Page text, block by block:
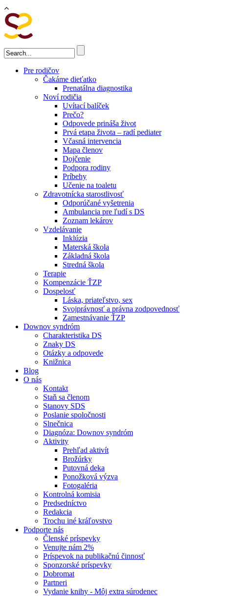
Skočiť na hlavný obsah
Vyhľadávanie
Pre rodičov
Čakáme dieťatko
Prenatálna diagnostika
Noví rodičia
Uvítací balíček
Prečo?
Odpovede prináša život
Prvá etapa života – radí pediater
Včasná intervencia
Mapa členov
Dojčenie
Podpora rodiny
Príbehy
Učenie na toaletu
Zdravotnícka starostlivosť
Odporúčané vyšetrenia
Ambulancia pre ľudí s DS
Zoznam lekárov
Vzdelávanie
Inklúzia
Materská škola
Základná škola
Stredná škola
Terapie
Kompenzácie ŤZP
Dospelosť
Láska, priateľstvo, sex
Svojprávnosť a právna zodpovednosť
Zamestnávanie ŤZP
Downov syndróm
Charakteristika DS
Znaky DS
Otázky a odpovede
Knižnica
Blog
O nás
Kontakt
Staň sa členom
Stanovy SDS
Poslanie spoločnosti
Slnečnica
Diagnóza: Downov syndróm
Aktivity
Prehľad aktivít
Brožúrky
Putovná deka
Ponožková výzva
Fotogaléria
Kontrolná komisia
Predsedníctvo
Redakcia
Trochu iné kráľovstvo
Podporte nás
Členské príspevky
Venujte nám 2%
Príspevok na publikačnú činnosť
Sponzorské príspevky
Dobromat
Partneri
Vydanie knihy - Môj extra súrodenec